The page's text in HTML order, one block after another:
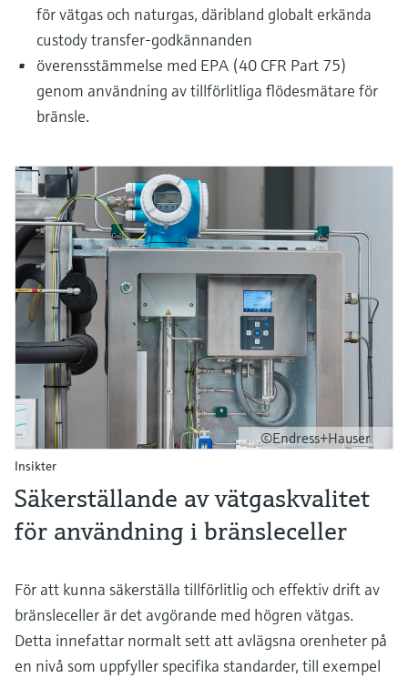
för vätgas och naturgas, däribland globalt erkända
custody transfer-godkännanden
överensstämmelse med EPA (40 CFR Part 75)
genom användning av tillförlitliga flödesmätare för
bränsle.
©Endress+Hauser
Insikter
Säkerställande av vätgaskvalitet
för användning i bränsleceller
För att kunna säkerställa tillförlitlig och effektiv drift av
bränsleceller är det avgörande med högren vätgas.
Detta innefattar normalt sett att avlägsna orenheter på
en nivå som uppfyller specifika standarder, till exempel